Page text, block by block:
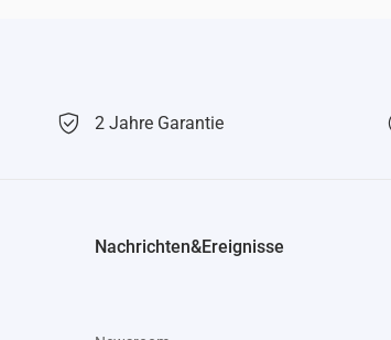
2 Jahre Garantie
Nachrichten&Ereignisse